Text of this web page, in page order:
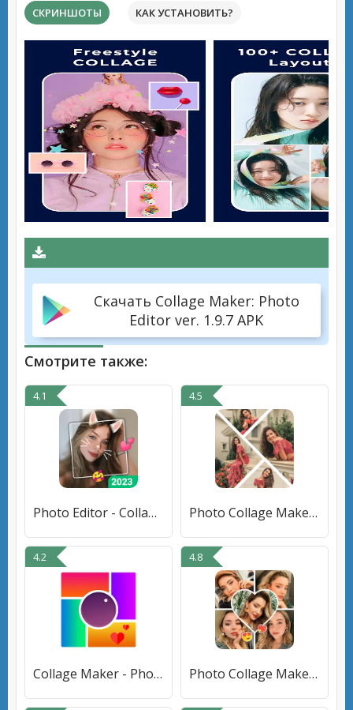
СКРИНШОТЫ КАК УСТАНОВИТЬ?
Скачать Collage Maker: Photo
Editor ver. 1.9.7 APK
Смотрите также:
4.1
Photo Editor - Collage Editor
4.5
Photo Collage Maker PhotoFrame
4.2
Collage Maker - Photo Editor
4.8
Photo Collage Maker: Foto Grid